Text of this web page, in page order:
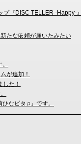
プ『DISC TELLER -Happy-
たな依頼が届いたみたい
が追加！
た！
なビタ♫」です。